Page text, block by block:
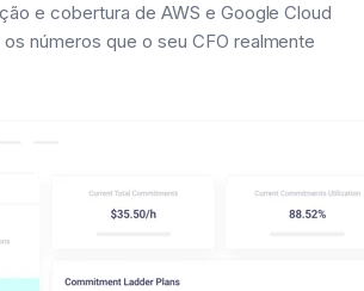
e cobertura de AWS e Google Cloud
números que o seu CFO realmente